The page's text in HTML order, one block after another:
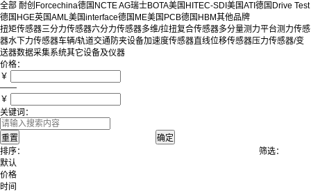
全部 耐创Forcechina德国NCTE AG瑞士BOTA美国HITEC-SDI 美国ATI 德国Drive Test
德国HGE英国AML美国interface德国ME美国PCB德国HBM其他品牌
扭矩传感器三分力传感器六分力传感器多维/拉扭复合传感器多分量测力平台测力传感
器水下力传感器车辆/轨道交通防夹设备加速度传感器直线位移传感器压力传感器/变
送器数据采集系统其它设备及仪器
价格：
￥
——
￥
关键词：
排序：
默认
价格
时间
筛选：